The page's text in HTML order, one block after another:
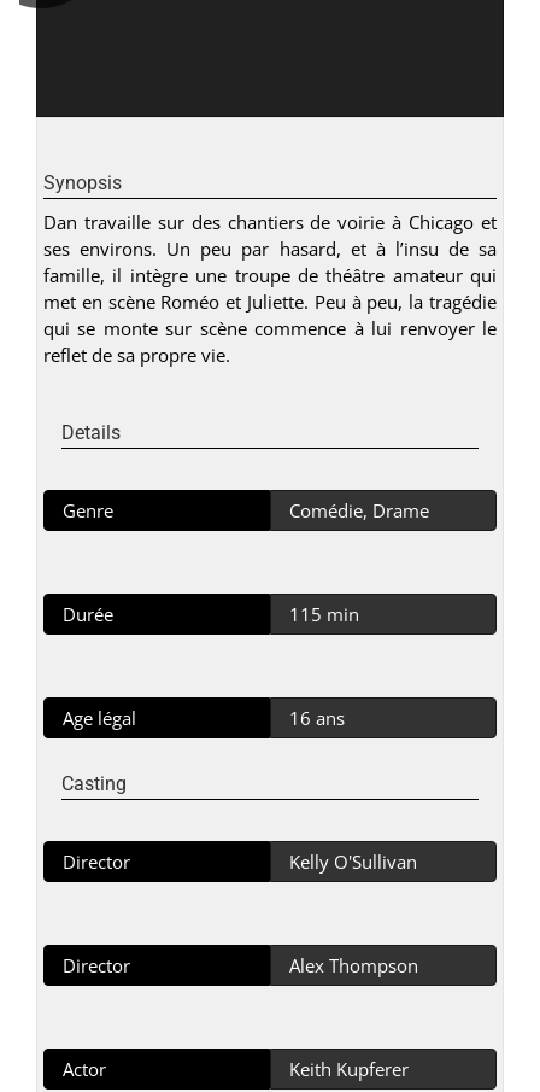
Synopsis
Dan travaille sur des chantiers de voirie à Chicago et
ses environs. Un peu par hasard, et à l’insu de sa
famille, il intègre une troupe de théâtre amateur qui
met en scène Roméo et Juliette. Peu à peu, la tragédie
qui se monte sur scène commence à lui renvoyer le
reflet de sa propre vie.
Details
Genre Comédie, Drame
Durée 115 min
Age légal 16 ans
Casting
Director Kelly O'Sullivan
Director Alex Thompson
Actor Keith Kupferer